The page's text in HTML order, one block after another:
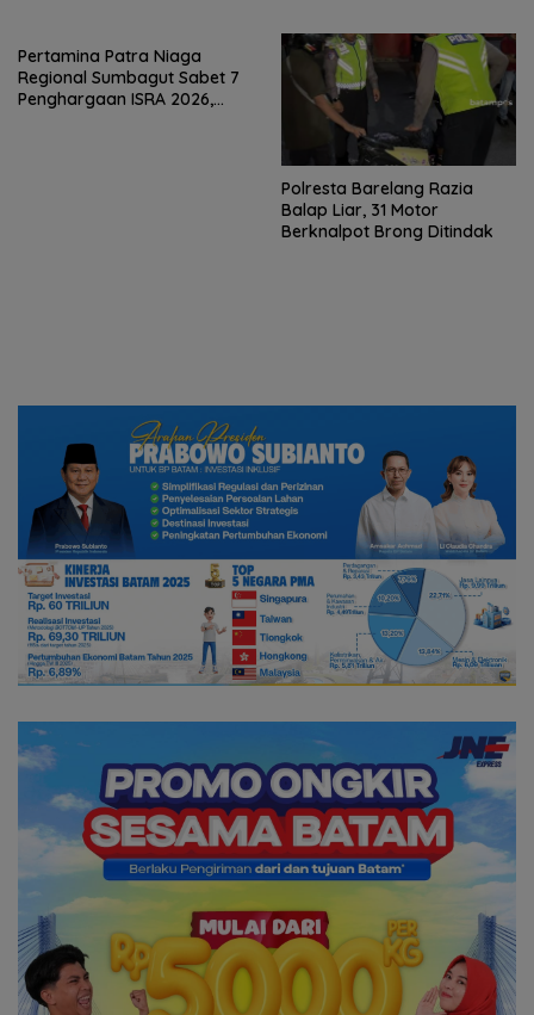
Pertamina Patra Niaga
Regional Sumbagut Sabet 7
Penghargaan ISRA 2026,
Polresta Barelang Razia
Balap Liar, 31 Motor
Berknalpot Brong Ditindak